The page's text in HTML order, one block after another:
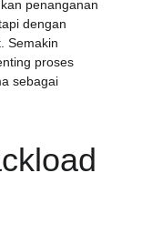
penanganan
dengan
Semakin
proses
sebagai